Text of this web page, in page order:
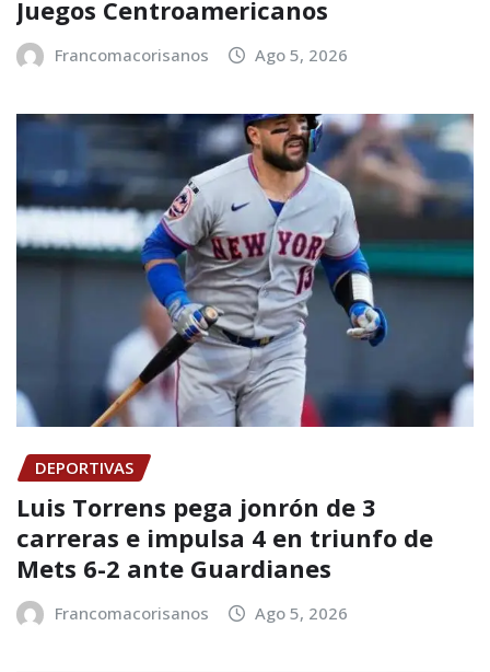
Juegos Centroamericanos
Francomacorisanos Ago 5, 2026
DEPORTIVAS
Luis Torrens pega jonrón de 3
carreras e impulsa 4 en triunfo de
Mets 6-2 ante Guardianes
Francomacorisanos Ago 5, 2026